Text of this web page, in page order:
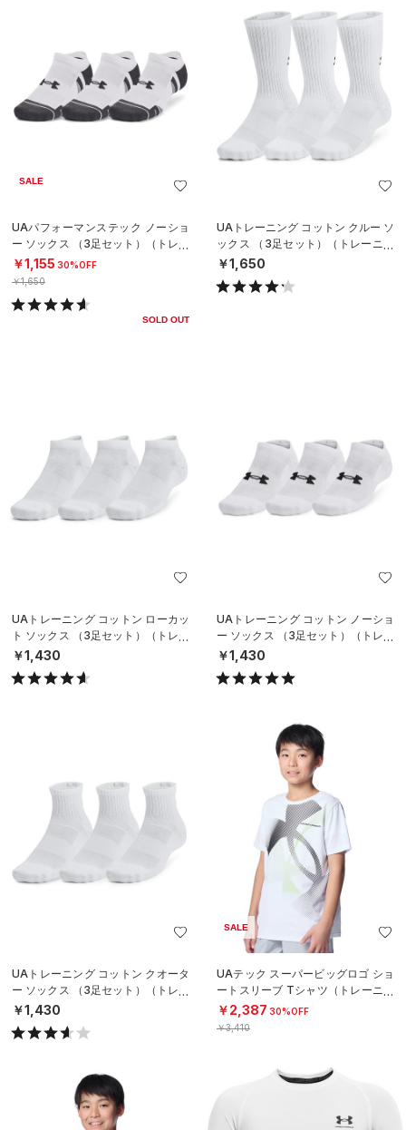
SALE
UAパフォーマンステック ノーショ
ー ソックス （3足セット）（トレー
ニング/UNISEX）
￥1,155 30%OFF
￥1,650
SOLD OUT
UAトレーニング コットン クルー ソ
ックス （3足セット）（トレーニン
グ/UNISEX）
￥1,650
UAトレーニング コットン ローカッ
ト ソックス （3足セット）（トレー
ニング/UNISEX）
￥1,430
UAトレーニング コットン ノーショ
ー ソックス （3足セット）（トレー
ニング/UNISEX）
￥1,430
UAトレーニング コットン クオータ
ー ソックス （3足セット）（トレー
ニング/UNISEX）
￥1,430
SALE
UAテック スーパービッグロゴ ショ
ートスリーブ Tシャツ（トレーニン
グ/BOYS）
￥2,387 30%OFF
￥3,410